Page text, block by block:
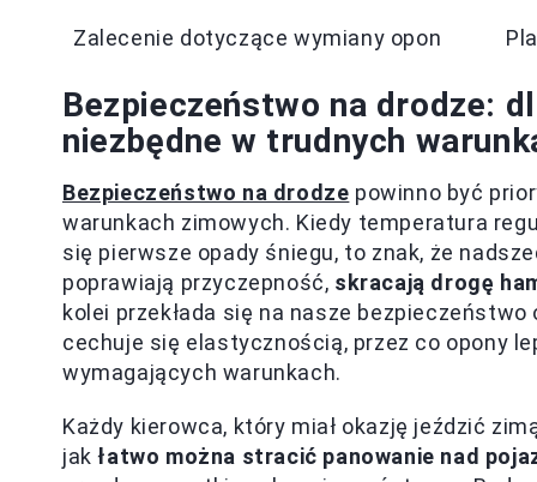
Zalecenie dotyczące wymiany opon
Bezpieczeństwo na drodze:
niezbędne w trudnych
Bezpieczeństwo na drodze powinno być
warunkach zimowych. Kiedy temperatura
się pierwsze opady śniegu, to znak, że
poprawiają przyczepność, skracają drogę
kolei przekłada się na nasze
cechuje się elastycznością, przez co opony
wymagających warunkach.
Każdy kierowca, który miał okazję jeździć
jakłatwo można stracić panowanie nad